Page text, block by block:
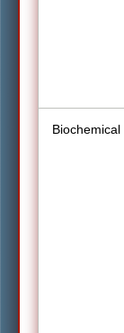
Biochemical